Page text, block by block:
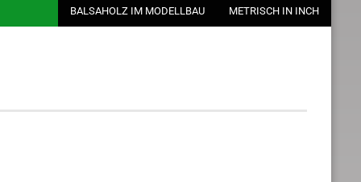
BALSAHOLZ IM MODELLBAU METRISCH IN INCH